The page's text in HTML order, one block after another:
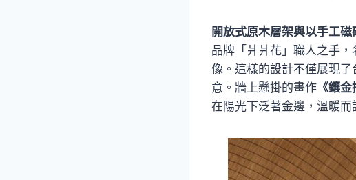
開放式原木層架與以手工
品牌「爿爿花」職人之手
像。這樣的設計不僅展現
意。牆上懸掛的畫作 《鑲
在陽光下泛著金邊，溫暖而